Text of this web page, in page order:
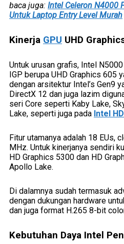
baca juga: Intel Celeron N4000
Untuk Laptop Entry Level Murah
Kinerja GPU UHD
Untuk urusan grafis, Intel
IGP berupa UHD Graphics 605
dengan arsitektur Intel’s Gen9
DirectX 12 dan juga lazim
seri Core seperti Kaby Lake,
Lake, seperti juga pada Intel
Fitur utamanya adalah 18 EUs,
MHz. Untuk kinerjanya sendiri
HD Graphics 5300 dan HD
Apollo Lake.
Di dalamnya sudah termasuk
dengan dukungan hardware
dan juga format H.265 8-bit
Kebutuhan Daya Intel